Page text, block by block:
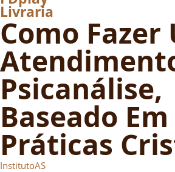
Livraria
Como Fazer
Psicanálise,
Baseado Em
Práticas
InstitutoAS